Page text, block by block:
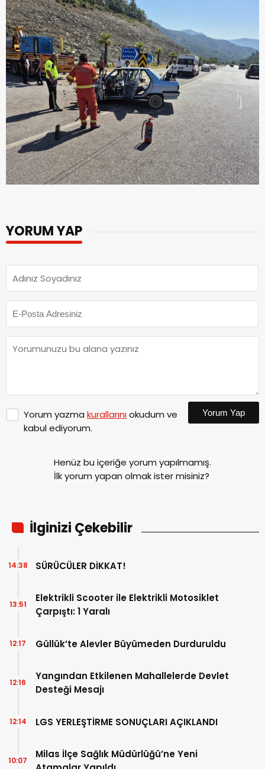
YORUM YAP
Yorum yazma kurallarınıokudum ve
kabul ediyorum.
Yorum Yap
Henüz bu içeriğe yorum yapılmamış.
İlk yorum yapan olmak ister misiniz?
İlginizi Çekebilir
SÜRÜCÜLER DİKKAT!
14:38
Elektrikli Scooter ile Elektrikli Motosiklet
Çarpıştı: 1 Yaralı
13:51
Güllük’te Alevler Büyümeden Durduruldu
12:17
Yangından Etkilenen Mahallelerde Devlet
Desteği Mesajı
12:16
LGS YERLEŞTİRME SONUÇLARI AÇIKLANDI
12:14
Milas İlçe Sağlık Müdürlüğü’ne Yeni
10:07